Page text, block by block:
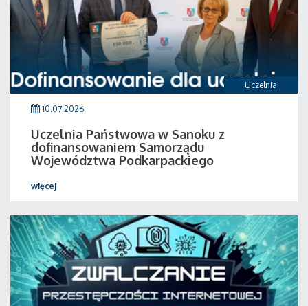
Uczelnia
10.07.2026
Uczelnia Państwowa w Sanoku z
dofinansowaniem Samorządu
Województwa Podkarpackiego
więcej